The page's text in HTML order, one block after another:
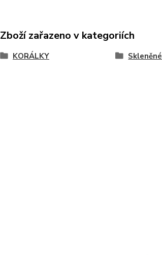
Zboží zařazeno v kategoriích
KORÁLKY Skleněné